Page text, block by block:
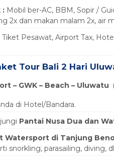
: Mobil ber-AC, BBM, Sopir /
2x dan makan malam 2x, air
Tiket Pesawat, Airport Tax,
Tour Bali 2 Hari
– GWK – Beach – Uluwatu
di Hotel/Bandara.
Pantai Nusa Dua dan
Watersport di Tanjung
snorkling, parasailing, diving,